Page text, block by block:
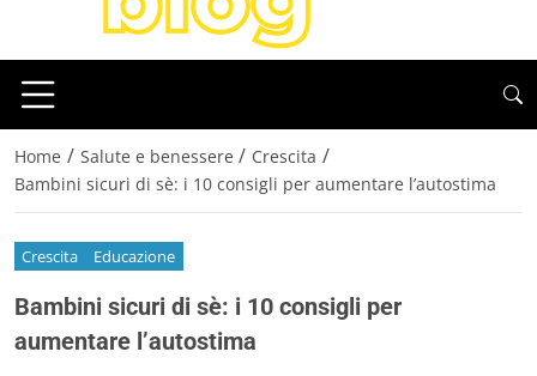
Home / Salute e benessere / Crescita /
Bambini sicuri di sè: i 10 consigli per aumentare l’autostima
Crescita Educazione
Bambini sicuri di sè: i 10 consigli per
aumentare l’autostima